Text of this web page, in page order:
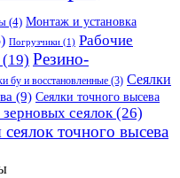
(4) Монтаж и установка
Погрузчики (1) Рабочие
(19) Резино-
бу и восстановленные (3) Сеялки
(9) Сеялки точного высева
сеялок(26)
точного высева